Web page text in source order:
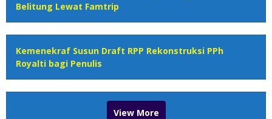
Belitung Lewat Famtrip
Kemenekraf Susun Draft RPP Rekonstruksi PPh
Royalti bagi Penulis
View More